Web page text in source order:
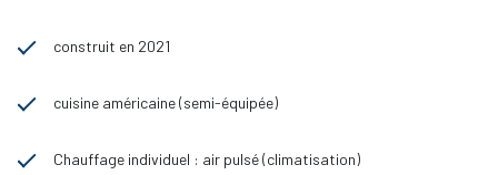
construit en 2021
cuisine américaine (semi-équipée)
Chauffage individuel : air pulsé (climatisation)